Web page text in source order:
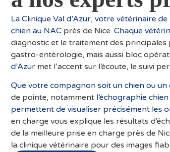
La Clinique Val d’Azur, votre vétérinaire
chien au NAC près de Nice. Chaque
diagnostic et le traitement des
gastro-entérologie, mais aussi bloc
d’Azur met l’accent sur l’écoute, le suivi
Que votre compagnon soit un chien ou un
de pointe, notamment l’échographie chien
permettent de visualiser précisément les
en charge vous explique les résultats
de la meilleure prise en charge près de
la clinique vétérinaire pour des images